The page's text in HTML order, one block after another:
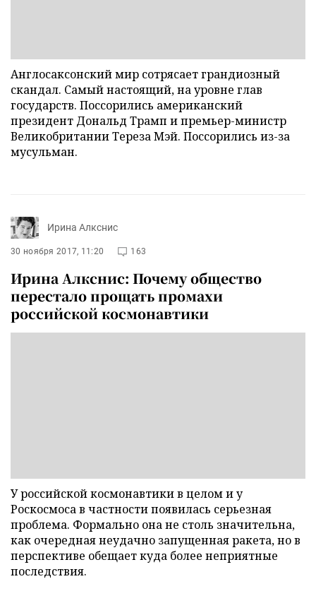
Англосаксонский мир сотрясает грандиозный
скандал. Самый настоящий, на уровне глав
государств. Поссорились американский
президент Дональд Трамп и премьер-министр
Великобритании Тереза Мэй. Поссорились из-за
мусульман.
Ирина Алкснис
30 ноября 2017, 11:20 163
Ирина Алкснис: Почему общество
перестало прощать промахи
российской космонавтики
У российской космонавтики в целом и у
Роскосмоса в частности появилась серьезная
проблема. Формально она не столь значительна,
как очередная неудачно запущенная ракета, но в
перспективе обещает куда более неприятные
последствия.